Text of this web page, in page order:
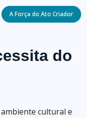
Categories
A Força do Ato Criador
do
cultural e